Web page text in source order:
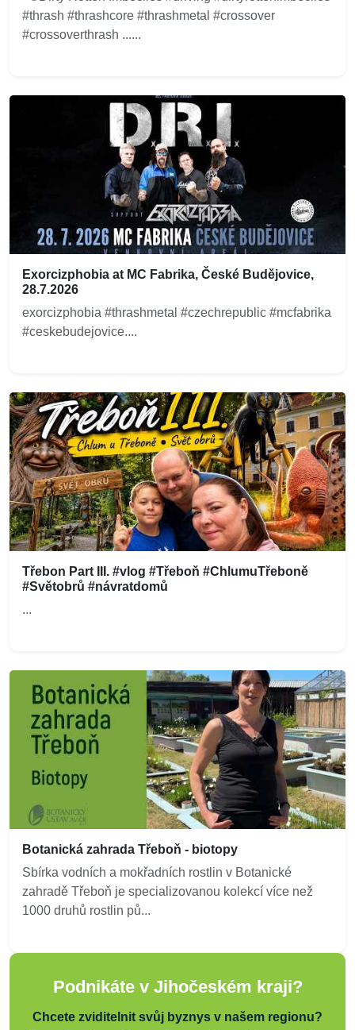
#thrash #thrashcore #thrashmetal #crossover
#crossoverthrash ......
Exorcizphobia at MC Fabrika, České Budějovice,
28.7.2026
exorcizphobia #thrashmetal #czechrepublic #mcfabrika
#ceskebudejovice....
Třebon Part III. #vlog #Třeboň #ChlumuTřeboně
#Světobrů #návratdomů
...
Botanická zahrada Třeboň - biotopy
Sbírka vodních a mokřadních rostlin v Botanické
zahradě Třeboň je specializovanou kolekcí více než
1000 druhů rostlin pů...
Podnikáte v Jihočeském kraji?
Chcete zviditelnit svůj byznys v našem regionu?